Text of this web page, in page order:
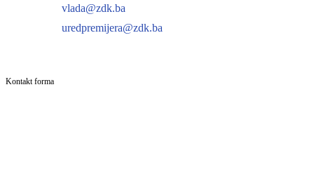
vlada@zdk.ba
uredpremijera@zdk.ba
Kontakt forma